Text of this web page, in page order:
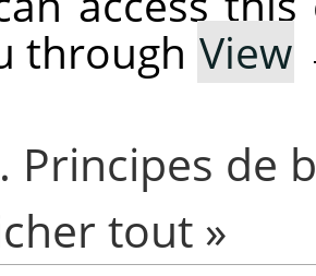
through View
Principes de
tout »